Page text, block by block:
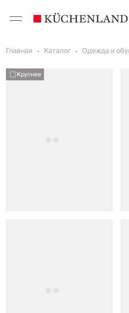
Главная Каталог Одежда и
Крупнее